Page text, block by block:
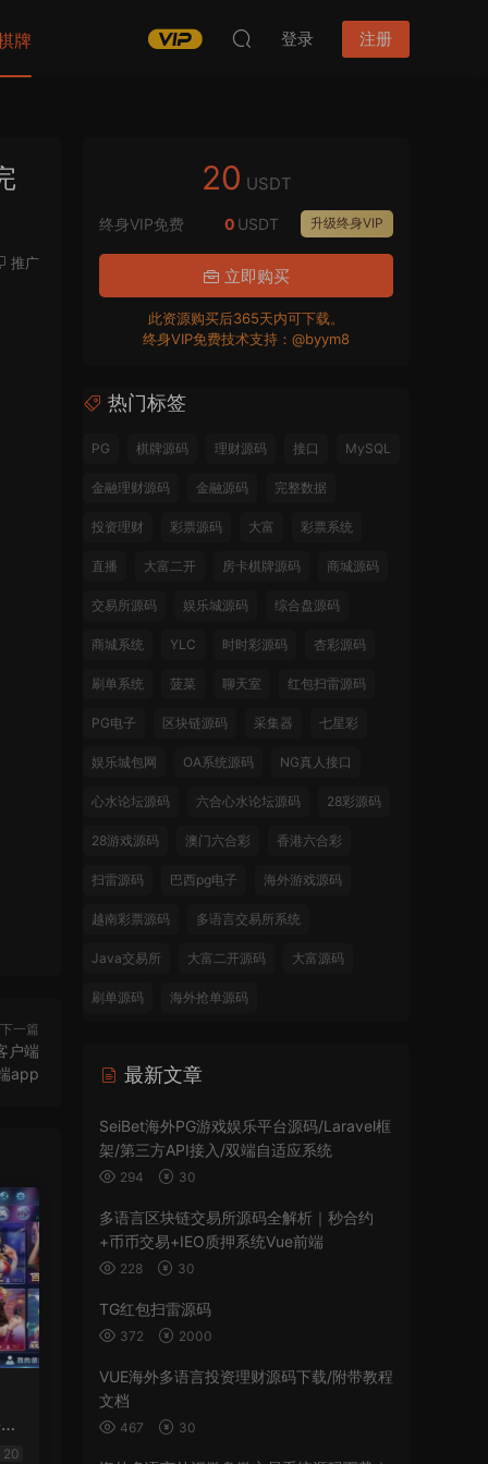
牌 登录 注册
推广
下一篇
户端
app
20
20 USDT
终身VIP免费 升级终身VIP
0 USDT
立即购买
此资源购买后365天内可下载。
终身VIP免费技术支持：@byym8
热门标签
PG 棋牌源码 理财源码 接口 MySQL
金融理财源码 金融源码 完整数据
投资理财 彩票源码 大富 彩票系统
直播 大富二开 房卡棋牌源码 商城源码
交易所源码 娱乐城源码 综合盘源码
商城系统 YLC 时时彩源码 杏彩源码
刷单系统 菠菜 聊天室 红包扫雷源码
PG电子 区块链源码 采集器 七星彩
娱乐城包网 OA系统源码 NG真人接口
心水论坛源码 六合心水论坛源码 28彩源码
28游戏源码 澳门六合彩 香港六合彩
扫雷源码 巴西pg电子 海外游戏源码
越南彩票源码 多语言交易所系统
Java交易所 大富二开源码 大富源码
刷单源码 海外抢单源码
最新文章
SeiBet海外PG游戏娱乐平台源码/Laravel框
架/第三方API接入/双端自适应系统
294 30
多语言区块链交易所源码全解析｜秒合约
+币币交易+IEO质押系统Vue前端
228 30
TG红包扫雷源码
372 2000
VUE海外多语言投资理财源码下载/附带教程
文档
467 30